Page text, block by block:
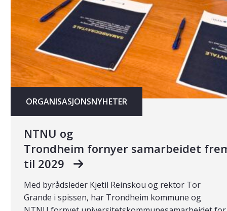
ORGANISASJONSNYHETER
NTNU og
Trondheim fornyer samarbeidet
til 2029
Med byrådsleder Kjetil Reinskou og rektor Tor
Grande i spissen, har Trondheim kommune og